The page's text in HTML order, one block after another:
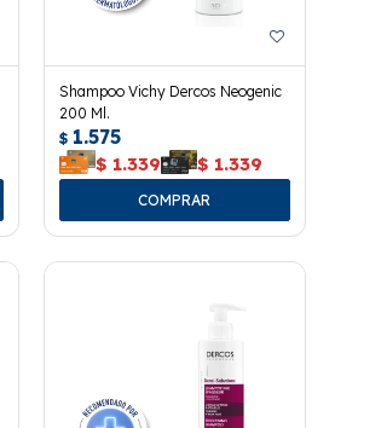
Shampoo Vichy Dercos Neogenic
200 Ml.
$ 1.575
$ 1.339 $ 1.339